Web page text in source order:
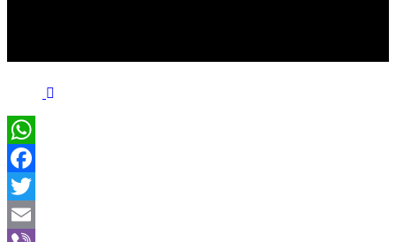
WhatsApp
Facebook
Twitter